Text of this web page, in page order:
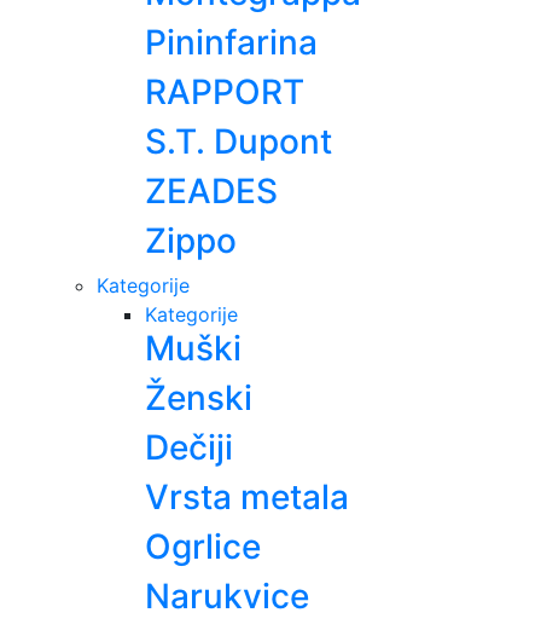
Pininfarina
RAPPORT
S.T. Dupont
ZEADES
Zippo
Kategorije
Kategorije
Muški
Ženski
Dečiji
Vrsta metala
Ogrlice
Narukvice